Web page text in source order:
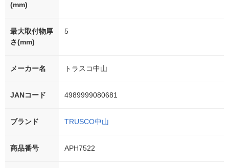
(mm)
最大取付物厚
さ(mm)
5
メーカー名 トラスコ中山
JANコード 4989999080681
ブランド TRUSCO中山
商品番号 APH7522